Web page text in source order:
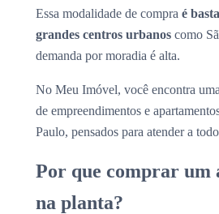
Essa modalidade de compra é
grandes centros urbanos como
demanda por moradia é alta.
No Meu Imóvel, você encontra
de empreendimentos e
Paulo, pensados para atender a
Por que comprar um
na planta?